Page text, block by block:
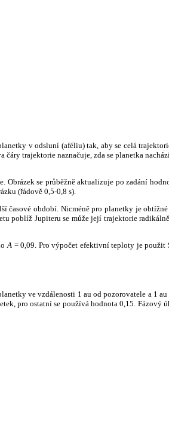
v odsluní (aféliu) tak, aby se celá
trajektorie naznačuje, zda se planetka
se průběžně aktualizuje po zadání
(řádově 0,5-0,8 s).
časové období. Nicméně pro planetky je
poblíž Jupiteru se může její trajektorie
A = 0,09. Pro výpočet efektivní teploty je použit
ve vzdálenosti 1 au od pozorovatele a 1
pro ostatní se používá hodnota 0,15. Fázový